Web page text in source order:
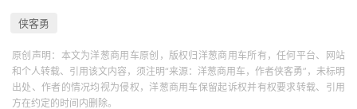
侠客勇
原创声明：本文为洋葱商用车原创，版权归洋葱商用车所有，任何平台、网站
和个人转载、引用该文内容，须注明“来源：洋葱商用车，作者侠客勇”，未标明
出处、作者的情况均视为侵权，洋葱商用车保留起诉权并有权要求转载、引用
方在约定的时间内删除。